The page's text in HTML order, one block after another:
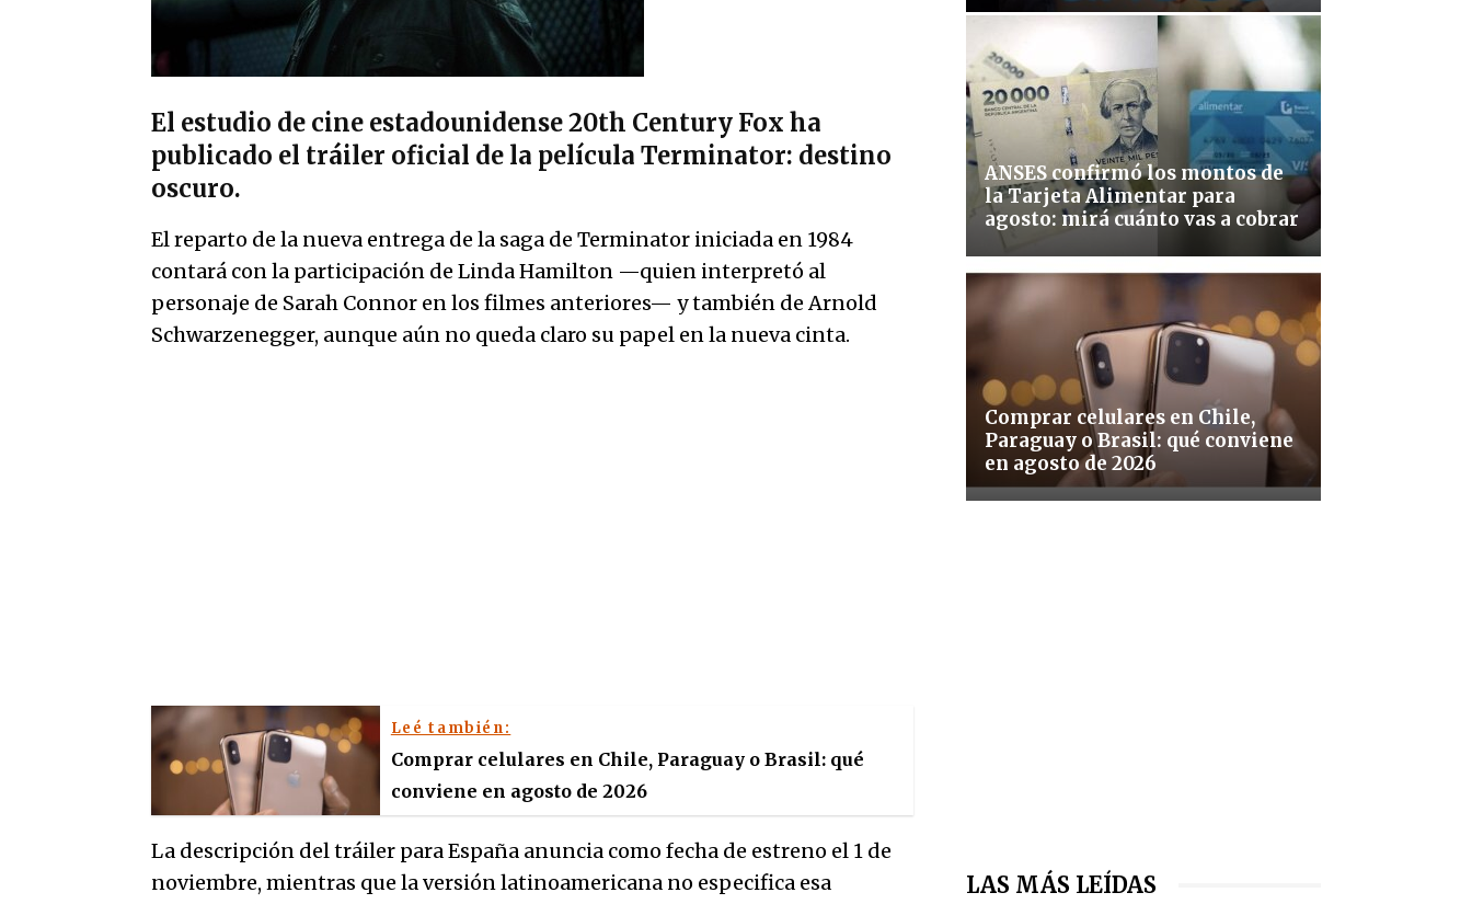
El estudio de cine estadounidense 20th Century Fox ha
publicado el tráiler oficial de la película Terminator: destino
oscuro.
El reparto de la nueva entrega de la saga de Terminator iniciada en 1984
contará con la participación de Linda Hamilton —quien interpretó al
personaje de Sarah Connor en los filmes anteriores— y también de Arnold
Schwarzenegger, aunque aún no queda claro su papel en la nueva cinta.
Leé también:
Comprar celulares en Chile, Paraguay o Brasil: qué
conviene en agosto de 2026
La descripción del tráiler para España anuncia como fecha de estreno el 1 de
noviembre, mientras que la versión latinoamericana no especifica esa
ANSES confirmó los montos de
la Tarjeta Alimentar para
agosto: mirá cuánto vas a cobrar
Comprar celulares en Chile,
Paraguay o Brasil: qué conviene
en agosto de 2026
LAS MÁS LEÍDAS